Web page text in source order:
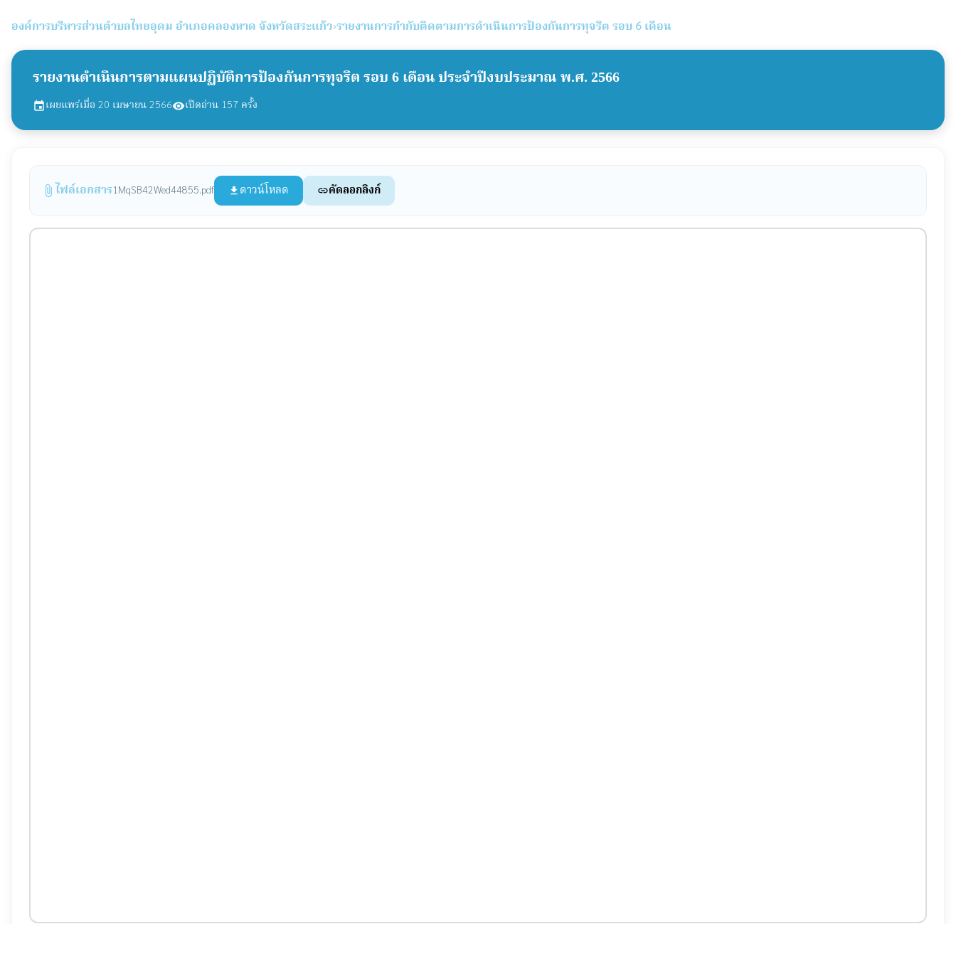
องค์การบริหารส่วนตำบลไทยอุดม อำเภอคลองหาด จังหวัดสระแก้ว›รายงานการกำกับติดตามการดำเนินการป้องกันการทุจริต รอบ 6 เดือน
รายงานดำเนินการตามแผนปฏิบัติการป้องกันการทุจริต รอบ 6 เดือน ประจำปีงบประมาณ พ.ศ. 2566
eventเผยแพร่เมื่อ 20 เมษายน 2566visibilityเปิดอ่าน 157 ครั้ง
attach_file ไฟล์เอกสาร1MqSB42Wed44855.pdf file_download ดาวน์โหลด linkคัดลอกลิงก์